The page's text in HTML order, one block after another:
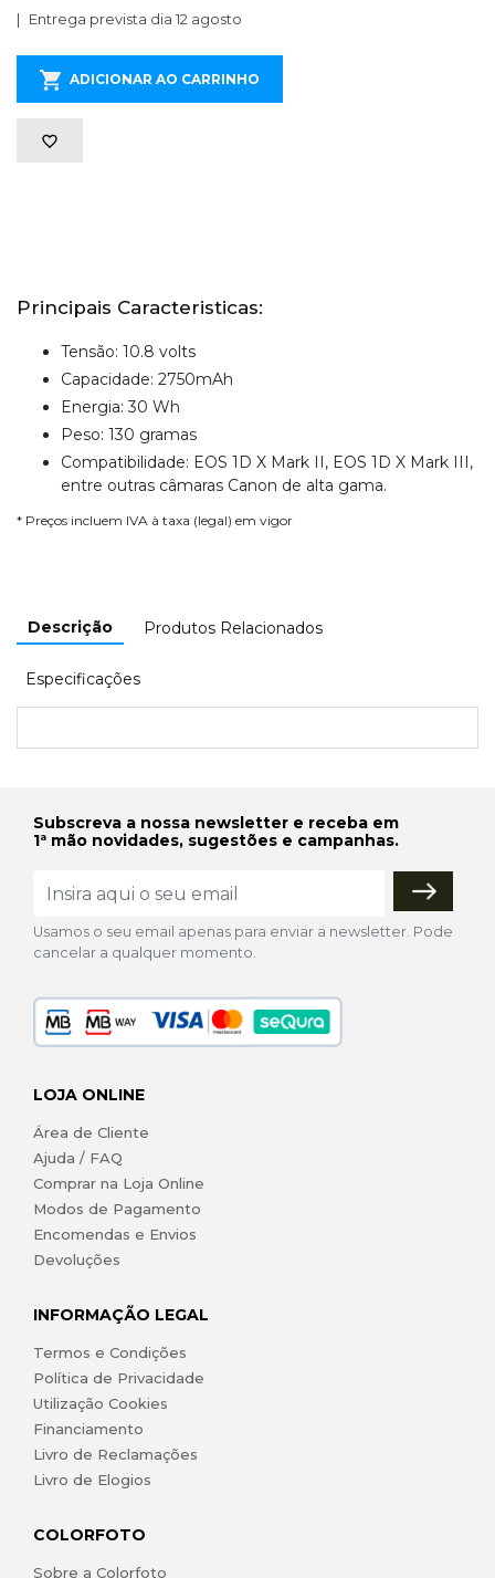
Entrega prevista dia 12 agosto
ADICIONAR AO CARRINHO
Principais Caracteristicas:
Tensão: 10.8 volts
Capacidade: 2750mAh
Energia: 30 Wh
Peso: 130 gramas
Compatibilidade: EOS 1D X Mark II, EOS 1D X Mark III,
entre outras câmaras Canon de alta gama.
* Preços incluem IVA à taxa (legal) em vigor
Descrição Produtos Relacionados
Especificações
Subscreva a nossa newsletter e receba em
1ª mão novidades, sugestões e campanhas.
Usamos o seu email apenas para enviar a newsletter. Pode
cancelar a qualquer momento.
LOJA ONLINE
Área de Cliente
Ajuda / FAQ
Comprar na Loja Online
Modos de Pagamento
Encomendas e Envios
Devoluções
INFORMAÇÃO LEGAL
Termos e Condições
Política de Privacidade
Utilização Cookies
Financiamento
Livro de Reclamações
Livro de Elogios
COLORFOTO
Sobre a Colorfoto